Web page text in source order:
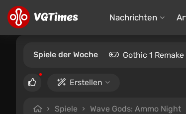
Nachrichten
Spiele der Woche Gothic 1 Remake
Erstellen
Spiele Wave Gods: Ammo Night